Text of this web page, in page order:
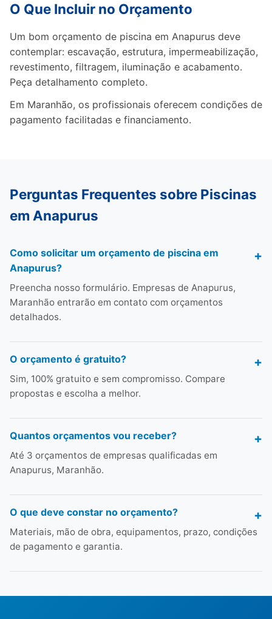
O Que Incluir no Orçamento
Um bom orçamento de piscina em Anapurus deve
contemplar: escavação, estrutura, impermeabilização,
revestimento, filtragem, iluminação e acabamento.
Peça detalhamento completo.
Em Maranhão, os profissionais oferecem condições de
pagamento facilitadas e financiamento.
Perguntas Frequentes sobre Piscinas
em Anapurus
Como solicitar um orçamento de piscina em
Anapurus?
Preencha nosso formulário. Empresas de Anapurus,
Maranhão entrarão em contato com orçamentos
detalhados.
O orçamento é gratuito?
Sim, 100% gratuito e sem compromisso. Compare
propostas e escolha a melhor.
Quantos orçamentos vou receber?
Até 3 orçamentos de empresas qualificadas em
Anapurus, Maranhão.
O que deve constar no orçamento?
Materiais, mão de obra, equipamentos, prazo, condições
de pagamento e garantia.